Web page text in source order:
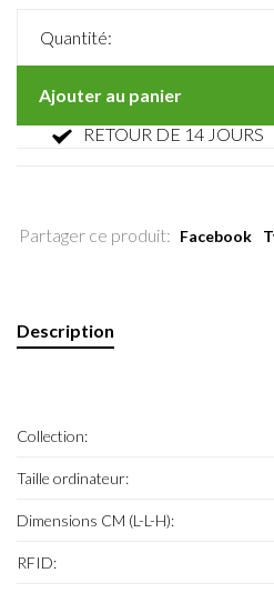
Quantité:
Ajouter au panier
RETOUR DE 14 JOURS
Partager ce produit: Facebook
Description
Collection:
Taille ordinateur:
Dimensions CM (L-L-H):
RFID: